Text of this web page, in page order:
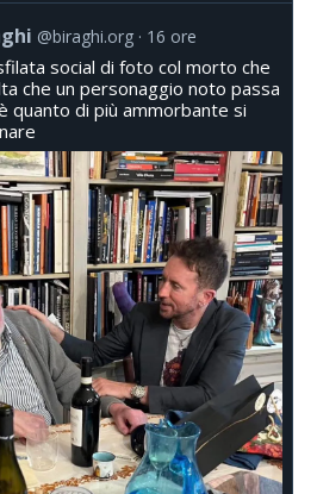
@biraghi.org 16 ore
social di foto col morto che
che un personaggio noto passa
quanto di più ammorbante si